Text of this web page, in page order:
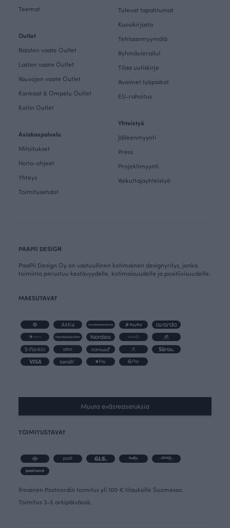
Teemat
Outlet
Naisten vaate Outlet
Lasten vaate Outlet
Vauvojen vaate Outlet
Kankaat & Ompelu Outlet
Kotiin Outlet
Asiakaspalvelu
Mitoitukset
Hoito-ohjeet
Yhteys
Toimitusehdot
Tulevat tapahtumat
Kuosikirjasto
Tehtaanmyymälä
Ryhmävierailut
Tilaa uutiskirje
Avoimet työpaikat
EU-rahoitus
Yhteistyö
Jälleenmyynti
Press
Projektimyynti
Vaikuttajayhteistyö
PAAPII DESIGN
PaaPii Design Oy on vastuullinen kotimainen designyritys, jonka
toiminta perustuu kestävyydelle, kotimaisuudelle ja positiivisuudelle.
MAKSUTAVAT
Muuta evästeasetuksia
TOIMITUSTAVAT
Ilmainen Postnordin toimitus yli 100 € tilauksille Suomessa.
Toimitus 3-5 arkipäivässä.